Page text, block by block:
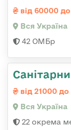
від 60000
Вся Україна
42 ОМБр
від 21000
Вся Україна
22 окрема